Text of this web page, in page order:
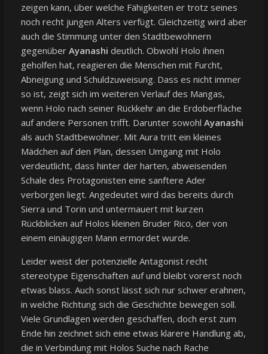
zeigen kann, über welche Fähigkeiten er trotz seines
noch recht jungen Alters verfügt. Gleichzeitig wird aber
auch die Stimmung unter den Stadtbewohnern
gegenüber Ayanashi deutlich. Obwohl Holo ihnen
geholfen hat, reagieren die Menschen mit Furcht,
Abneigung und Schuldzuweisung. Dass es nicht immer
so ist, zeigt sich im weiteren Verlauf des Mangas,
wenn Holo nach seiner Rückkehr an die Erdoberfläche
auf andere Personen trifft. Darunter sowohl Ayanashi
als auch Stadtbewohner. Mit Aura tritt ein kleines
Mädchen auf den Plan, dessen Umgang mit Holo
verdeutlicht, dass hinter der harten, abweisenden
Schale des Protagonisten eine sanftere Ader
verborgen liegt. Angedeutet wird das bereits durch
Sierra und Torin und untermauert mit kurzen
Rückblicken auf Holos kleinen Bruder Rico, der von
einem einäugigen Mann ermordet wurde.
Leider weist der potenzielle Antagonist recht
stereotype Eigenschaften auf und bleibt vorerst noch
etwas blass. Auch sonst lässt sich nur schwer erahnen,
in welche Richtung sich die Geschichte bewegen soll.
Viele Grundlagen werden geschaffen, doch erst zum
Ende hin zeichnet sich eine etwas klarere Handlung ab,
die in Verbindung mit Holos Suche nach Rache